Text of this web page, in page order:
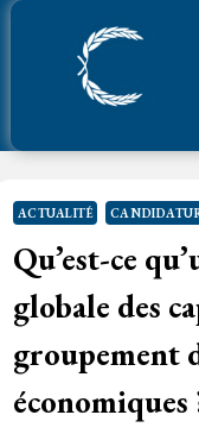
Aller
ACTUALITÉ
Qu’est-ce
globale des
groupement
économiques